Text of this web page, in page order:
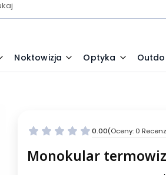
Noktowizja Optyka
0.00(Oceny: 0
Monokular